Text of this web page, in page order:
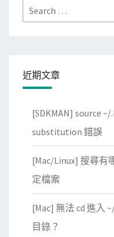
Search
for:
近期文章
[SDKMAN] source
substitution 錯誤
[Mac/Linux] 搜尋有
定檔案
[Mac] 無法 cd 進入
目錄？